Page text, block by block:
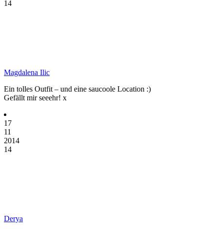
14
Magdalena Ilic
Ein tolles Outfit – und eine saucoole Location :)
Gefällt mir seeehr! x
17
11
2014
14
Derya